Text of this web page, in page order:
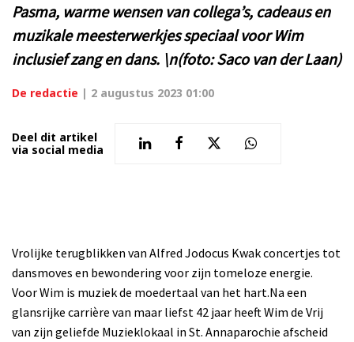
Pasma, warme wensen van collega’s, cadeaus en
muzikale meesterwerkjes speciaal voor Wim
inclusief zang en dans. \n(foto: Saco van der Laan)
De redactie | 2 augustus 2023 01:00
Deel dit artikel
via social media
Vrolijke terugblikken van Alfred Jodocus Kwak concertjes tot
dansmoves en bewondering voor zijn tomeloze energie.
Voor Wim is muziek de moedertaal van het hart.Na een
glansrijke carrière van maar liefst 42 jaar heeft Wim de Vrij
van zijn geliefde Muzieklokaal in St. Annaparochie afscheid